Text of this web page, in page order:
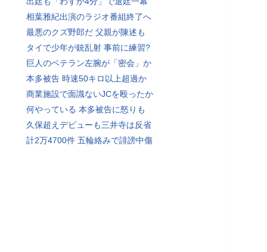
相葉雅紀出演のラジオ番組終了へ
最悪のクズ野郎だ 父親が陳述も
タイで少年が銃乱射 事前に練習?
巨人のベテラン左腕が「密会」か
本多被告 時速50キロ以上超過か
商業施設で面識ないJCを殴ったか
何やっている 本多被告に怒りも
久保超えデビューも三井寺は反省
計2万4700件 五輪絡みで誹謗中傷